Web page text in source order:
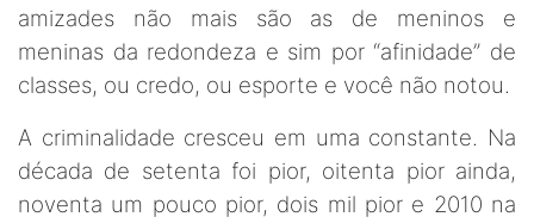
amizades não mais são as de meninos e
meninas da redondeza e sim por “afinidade” de
classes, ou credo, ou esporte e você não notou.
A criminalidade cresceu em uma constante. Na
década de setenta foi pior, oitenta pior ainda,
noventa um pouco pior, dois mil pior e 2010 na